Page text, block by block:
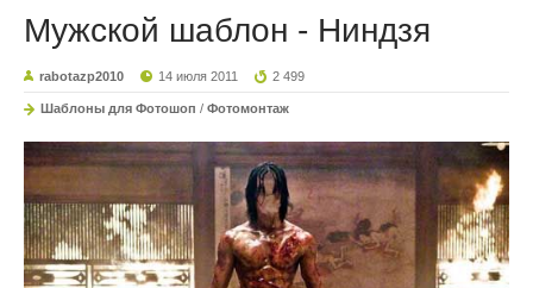
Мужской шаблон - Ниндзя
rabotazp2010 14 июля 2011 2 499
Шаблоны для Фотошоп / Фотомонтаж